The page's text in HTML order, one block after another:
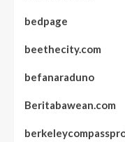
bedpage
beethecity.com
befanaraduno
Beritabawean.com